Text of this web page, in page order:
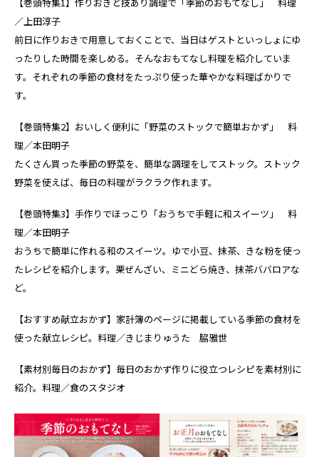
／上田淳子
前日に作りおきで用意しておくことで、当日はゲストといっしょにゆ
ったりした時間を楽しめる。そんなおもてなし料理を紹介していま
す。それぞれの季節の食材をたっぷり使った華やかな料理ばかりで
す。
【巻頭特集2】おいしく便利に「野菜のストックで簡単おかず」 料
理／本田明子
たくさん買った季節の野菜を、簡単な調理をしてストック。ストック
野菜を使えば、毎日の料理がラクラク作れます。
【巻頭特集3】手作りでほっこり「おうちで手軽に和スイーツ」 料
理／本田明子
おうちで簡単に作れる和のスイーツ。ゆで小豆、抹茶、きな粉を使っ
たレシピを紹介します。栗ぜんざい、ミニどら焼き、抹茶ババロアな
ど。
【おすすめ献立おかず】家計簿のページに掲載している季節の食材を
使った献立レシピ。料理／きじまりゅうた 脇雅世
【素材別毎日のおかず】毎日のおかず作りに役立つレシピを素材別に
紹介。料理／食のスタジオ